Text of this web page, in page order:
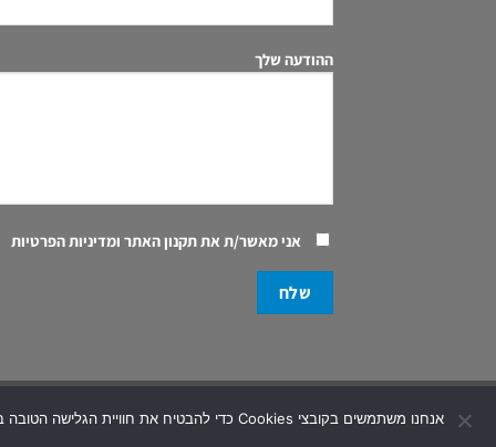
ההודעה שלך
אני מאשר/ת אתתקנון האתר ומדיניות הפרטיות
אנחנו משתמשים בקובצי Cookies כדי להבטיח את חוויית הגלישה הטובה ביותר באתר שלנו. אם תמשיך להשתמש באתר, נניח שאתה מסכים לשימוש זה. למידע נוסף ראה את